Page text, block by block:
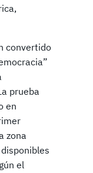
convertido
prueba
en
zona
el